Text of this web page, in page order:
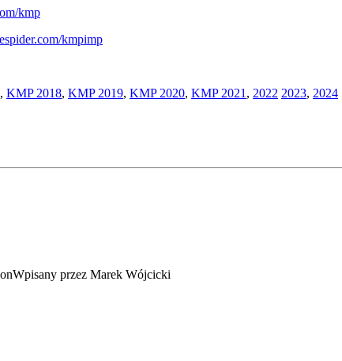
kmp
kmpimp
, KMP 2018, KMP 2019, KMP 2020, KMP 2021 , 2022 2023, 2024
Wpisany przez Marek Wójcicki